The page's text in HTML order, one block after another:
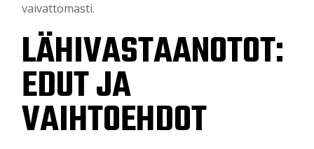
vaivattomasti.
LÄHIVASTAANOTOT:
EDUT JA
VAIHTOEHDOT